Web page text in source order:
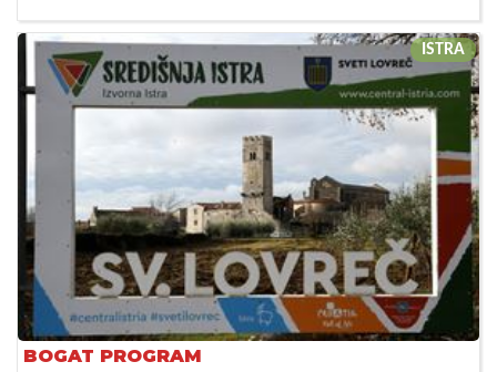
ISTRA
BOGAT PROGRAM